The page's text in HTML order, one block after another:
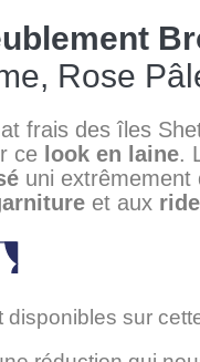
Rose
frais des îles
ce look en laine.
uni extrêmement
et aux
sur